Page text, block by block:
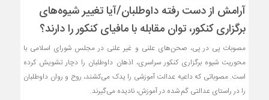
آرامش از دست رفته داوطلبان/آیا تغییر شیوه‌های
برگزاری کنکور، توان مقابله با مافیای کنکور را دارند؟
مصوبات پی در پی، صحن‌های علنی و غیر علنی در مجلس شورای اسلامی با
محوریت شیوه برگزاری کنکور سراسری، اذهان داوطلبان را دچار تشویش کرده
است. مصوباتی که داعیه عدالت آموزشی را یدک می‌کشند، روح و روان داوطلبان
را در راستای عدالتی گم‌ شده در آموزش، نادیده می‌گیرند.